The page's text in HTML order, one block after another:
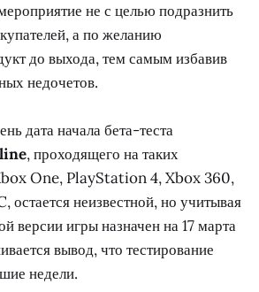
не с целью подразнить
а по желанию
до выхода, тем самым избавив
недочетов.
дата начала бета-теста
, проходящего на таких
One, PlayStation 4, Xbox 360,
неизвестной, но учитывая
версии игры назначен на 17 марта
вывод, что тестирование
недели.